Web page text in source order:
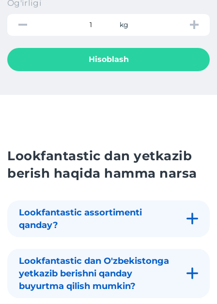
Og'irligi
kg
Hisoblash
Lookfantastic dan yetkazib
berish haqida hamma narsa
Lookfantastic assortimenti
qanday?
Lookfantastic dan O'zbekistonga
yetkazib berishni qanday
buyurtma qilish mumkin?